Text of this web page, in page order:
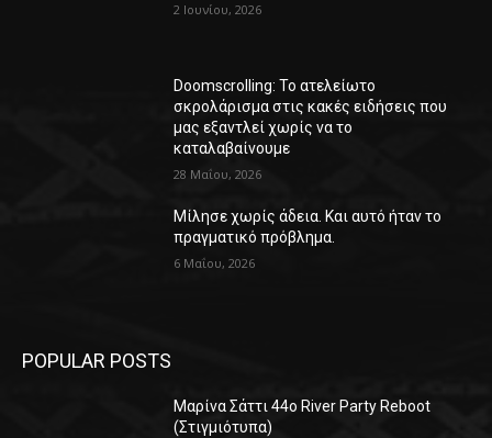
2 Ιουνίου, 2026
Doomscrolling: Το ατελείωτο
σκρολάρισμα στις κακές ειδήσεις που
μας εξαντλεί χωρίς να το
καταλαβαίνουμε
28 Μαΐου, 2026
Μίλησε χωρίς άδεια. Και αυτό ήταν το
πραγματικό πρόβλημα.
6 Μαΐου, 2026
POPULAR POSTS
Μαρίνα Σάττι 44o River Party Reboot
(Στιγμιότυπα)